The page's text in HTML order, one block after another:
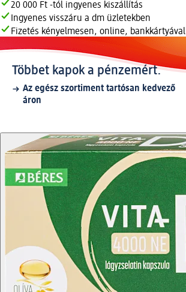
20 000 Ft -tól ingyenes kiszállítás
Ingyenes visszáru a dm üzletekben
Fizetés kényelmesen, online, bankkártyával
Többet kapok a pénzemért.
Az egész szortiment tartósan kedvező
áron